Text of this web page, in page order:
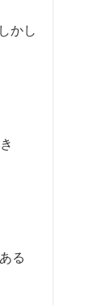
かし
る